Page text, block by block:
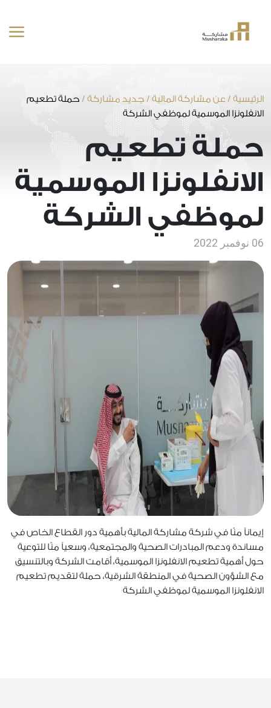
المحتوى
الرئيسية /عن مشاركة المالية / جديد مشاركة / حملة تطعيم
الانفلونزا الموسمية لموظفي الشركة
حملة تطعيم
الانفلونزا الموسمية
لموظفي الشركة
06 نوفمبر 2022
إيماناً منّا في شركة مشاركة المالية بأهمية دور القطاع الخاص في
مساندة ودعم المبادرات الصحية والمجتمعية، وسعياً منّا للتوعية
حول أهمية تطعيم الانفلونزا الموسمية، أقامت الشركة وبالتنسيق
مع الشؤون الصحية في المنطقة الشرقية، حملة لتقديم تطعيم
الانفلونزا الموسمية لموظفي الشركة